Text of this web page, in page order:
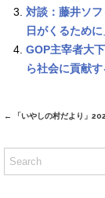
対談：藤井ソ
日がくるために
GOP主宰者大
ら社会に貢献す
Post
← 「いやしの村だより」
S
e